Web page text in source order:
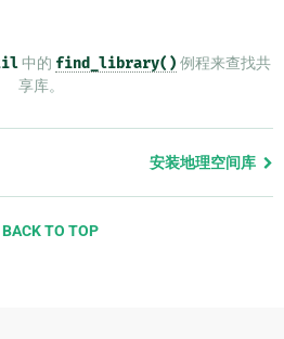
中的 find_library() 例程来查找共
享库。
安装地理空间库
BACK TO TOP